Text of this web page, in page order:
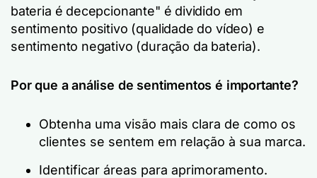
bateria é decepcionante" é dividido em
sentimento positivo (qualidade do vídeo) e
sentimento negativo (duração da bateria).
Por que a análise de sentimentos é importante?
Obtenha uma visão mais clara de como os
clientes se sentem em relação à sua marca.
Identificar áreas para aprimoramento.